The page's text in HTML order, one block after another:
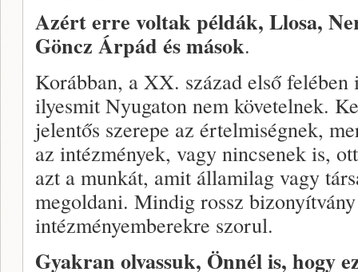
Azért erre voltak példák, Llosa,
Göncz Árpád és mások.
Korábban, a XX. század első
ilyesmit Nyugaton nem követelnek.
jelentős szerepe az értelmiségnek,
az intézmények, vagy nincsenek is,
azt a munkát, amit államilag vagy
megoldani. Mindig rossz
intézményemberekre szorul.
Gyakran olvassuk, Önnél is, hogy